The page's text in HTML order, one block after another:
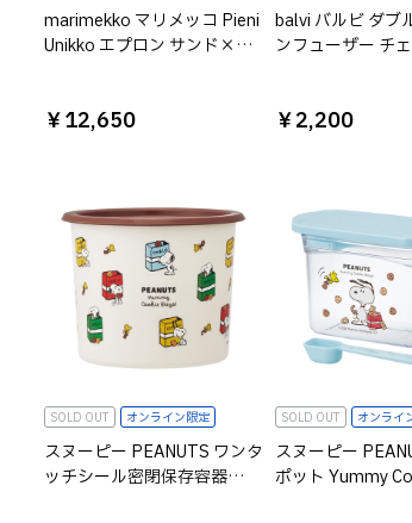
marimekko マリメッコ Pieni
Unikko エプロン サンド×ホ
￥12,650
balvi バルビ ダブ
ンフューザー チ
￥2,200
SOLD OUT オンライン限定
スヌーピー PEANUTS ワンタ
ッチシール密閉保存容器
SOLD OUT オンライ
スヌーピー
ポット Yummy